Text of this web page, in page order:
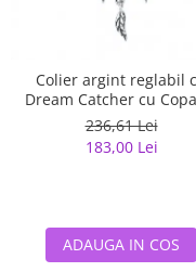
Colier argint reglabil
Dream Catcher cu
Vietii
236,61 Lei
183,00 Lei
ADAUGA IN COS